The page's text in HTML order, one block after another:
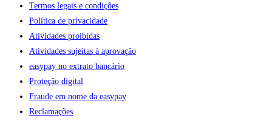
Termos legais e condições
Política de privacidade
Atividades proibidas
Atividades sujeitas à aprovação
easypay no extrato bancário
Proteção digital
Fraude em nome da easypay
Reclamações